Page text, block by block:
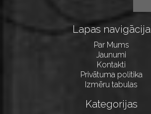
Lapas navigācija
Par Mums
Jaunumi
Kontakti
Privātuma politika
Izmēru tabulas
Kategorijas